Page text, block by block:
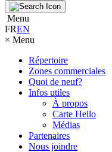
Menu
FREN
× Menu
Répertoire
Zones commerciales
Quoi de neuf?
Infos utiles
À propos
Carte Hello
Médias
Partenaires
Nous joindre